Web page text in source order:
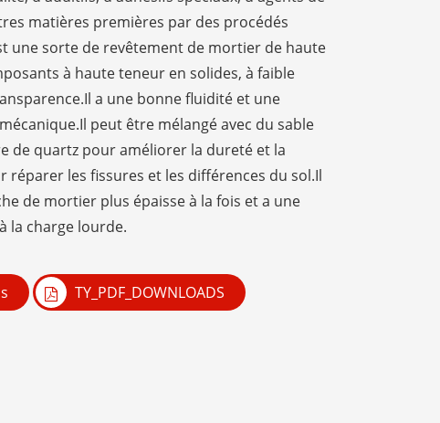
matières premières par des procédés
une sorte de revêtement de mortier de haute
à haute teneur en solides, à faible
a une bonne fluidité et une
peut être mélangé avec du sable
de quartz pour améliorer la dureté et la
réparer les fissures et les différences du sol.Il
de mortier plus épaisse à la fois et a une
la charge lourde.
TY_PDF_DOWNLOADS